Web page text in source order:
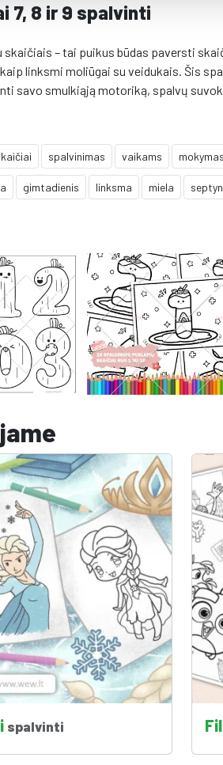
7, 8 ir 9 spalvinti
– tai puikus būdas paversti
linksmi moliūgai su veidukais. Šis
savo smulkiąją motoriką, spalvų
spalvinimas vaikams
gimtadienis linksma miela
spalvinti